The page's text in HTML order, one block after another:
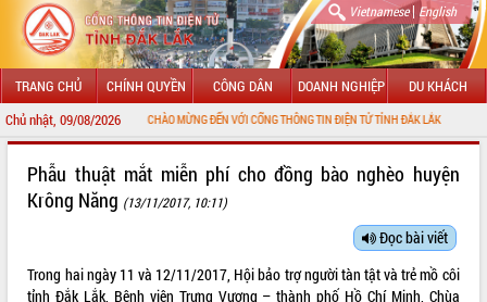
Vietnamese| English
TRANG CHỦ CHÍNH QUYỀN CÔNG DÂN DOANH NGHIỆP DU KHÁCH
Chủ nhật, 09/08/2026CHÀO MỪNG ĐẾN VỚI CỔNG THÔNG TIN ĐIỆN TỬ TỈNH ĐẮK LẮK
GIỚI THIỆU
LÃNH ĐẠO UBND TỈNH
SỞ, BAN, NGÀNH
Phẫu thuật mắt miễn phí cho đồng bào nghèo huyện
Krông Năng (13/11/2017, 10:11)
Đọc bài viết
Trong hai ngày 11 và 12/11/2017, Hội bảo trợ người tàn tật và trẻ mồ côi
tỉnh Đắk Lắk, Bệnh viện Trưng Vương – thành phố Hồ Chí Minh, Chùa